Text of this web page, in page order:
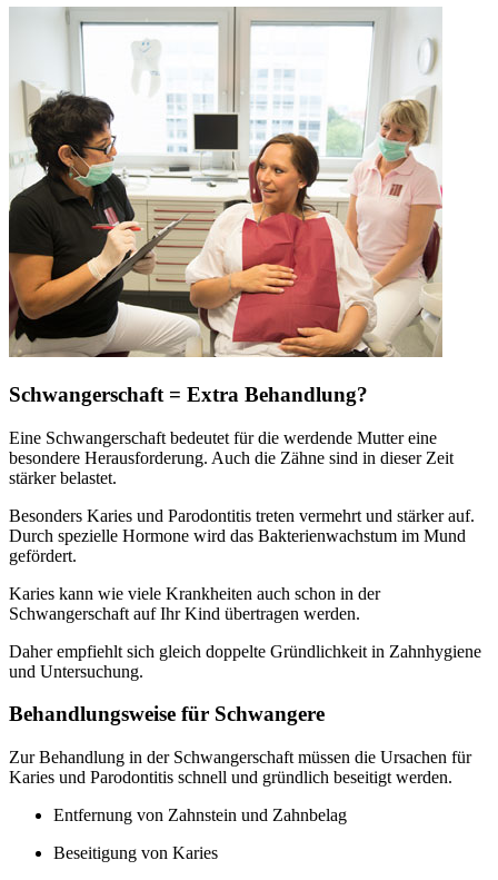
Schwangerschaft = Extra Behandlung?
Eine Schwangerschaft bedeutet für die werdende Mutter eine
besondere Herausforderung. Auch die Zähne sind in dieser Zeit
stärker belastet.
Besonders Karies und Parodontitis treten vermehrt und stärker auf.
Durch spezielle Hormone wird das Bakterienwachstum im Mund
gefördert.
Karies kann wie viele Krankheiten auch schon in der
Schwangerschaft auf Ihr Kind übertragen werden.
Daher empfiehlt sich gleich doppelte Gründlichkeit in Zahnhygiene
und Untersuchung.
Behandlungsweise für Schwangere
Zur Behandlung in der Schwangerschaft müssen die Ursachen für
Karies und Parodontitis schnell und gründlich beseitigt werden.
Entfernung von Zahnstein und Zahnbelag
Beseitigung von Karies